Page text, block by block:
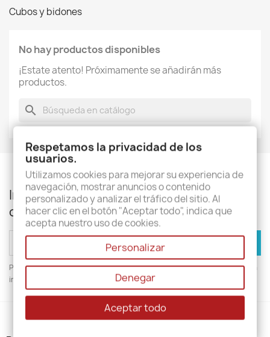
Cubos y bidones
No hay productos disponibles
¡Estate atento! Próximamente se añadirán más
productos.
search
Infórmese de nuestras últimas noticias y
ofertas especiales
Puede darse de baja en cualquier momento. Para ello, consulte nuestra
información de contacto en el aviso legal.
Respetamos la privacidad de los
usuarios.
Utilizamos cookies para mejorar su experiencia de
navegación, mostrar anuncios o contenido
personalizado y analizar el tráfico del sitio. Al
hacer clic en el botón "Aceptar todo", indica que
acepta nuestro uso de cookies.
Personalizar
Denegar
Aceptar todo